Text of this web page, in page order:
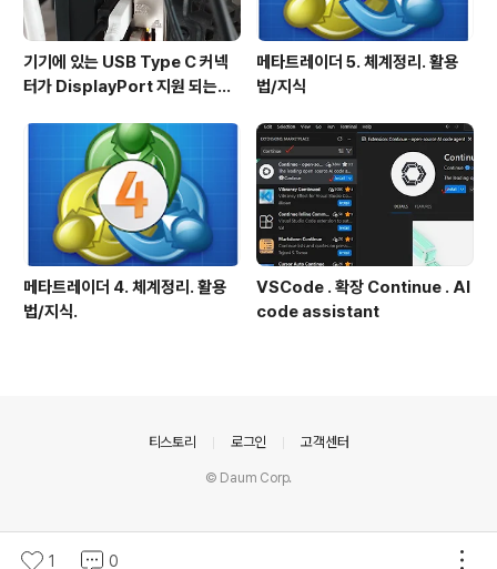
기기에 있는 USB Type C 커넥
터가 DisplayPort 지원 되는지
메타트레이더 5. 체계정리. 활용
법/지식
메타트레이더 4. 체계정리. 활용
법/지식.
VSCode . 확장 Continue . AI
code assistant
1 0
티스토리 로그인 고객센터
© Daum Corp.